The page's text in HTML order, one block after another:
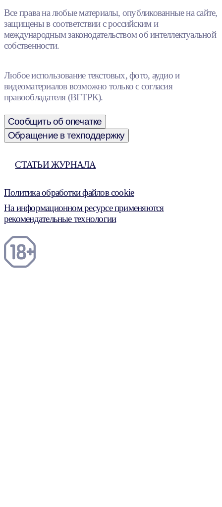
Все права на любые материалы, опубликованные на сайте,
защищены в соответствии с российским и
международным законодательством об интеллектуальной
собственности.
Любое использование текстовых, фото, аудио и
видеоматериалов возможно только с согласия
правообладателя (ВГТРК).
Сообщить об опечатке
Обращение в техподдержку
СТАТЬИ ЖУРНАЛА
Политика обработки файлов cookie
На информационном ресурсе применяются
рекомендательные технологии